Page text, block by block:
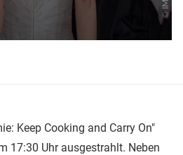
Keep Cooking and Carry On"
17:30 Uhr ausgestrahlt. Neben